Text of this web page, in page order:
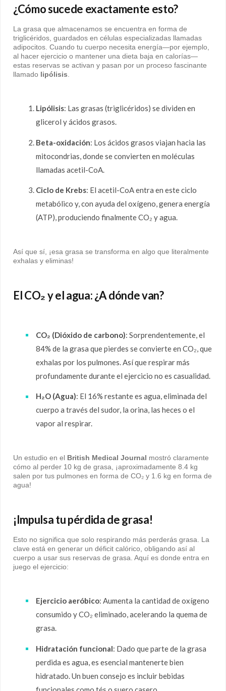
¿Cómo sucede exactamente esto?
La grasa que almacenamos se encuentra en forma de
triglicéridos, guardados en células especializadas llamadas
adipocitos. Cuando tu cuerpo necesita energía—por ejemplo,
al hacer ejercicio o mantener una dieta baja en calorías—
estas reservas se activan y pasan por un proceso fascinante
llamado lipólisis.
Lipólisis: Las grasas (triglicéridos) se dividen en
glicerol y ácidos grasos.
Beta-oxidación: Los ácidos grasos viajan hacia las
mitocondrias, donde se convierten en moléculas
llamadas acetil-CoA.
Ciclo de Krebs: El acetil-CoA entra en este ciclo
metabólico y, con ayuda del oxígeno, genera energía
(ATP), produciendo finalmente CO₂ y agua.
Así que sí, ¡esa grasa se transforma en algo que literalmente
exhalas y eliminas!
El CO₂ y el agua: ¿A dónde van?
CO₂ (Dióxido de carbono): Sorprendentemente, el
84% de la grasa que pierdes se convierte en CO₂, que
exhalas por los pulmones. Así que respirar más
profundamente durante el ejercicio no es casualidad.
H₂O (Agua): El 16% restante es agua, eliminada del
cuerpo a través del sudor, la orina, las heces o el
vapor al respirar.
Un estudio en el British Medical Journal mostró claramente
cómo al perder 10 kg de grasa, ¡aproximadamente 8.4 kg
salen por tus pulmones en forma de CO₂ y 1.6 kg en forma de
agua!
¡Impulsa tu pérdida de grasa!
Esto no significa que solo respirando más perderás grasa. La
clave está en generar un déficit calórico, obligando así al
cuerpo a usar sus reservas de grasa. Aquí es donde entra en
juego el ejercicio:
Ejercicio aeróbico: Aumenta la cantidad de oxígeno
consumido y CO₂ eliminado, acelerando la quema de
grasa.
Hidratación funcional: Dado que parte de la grasa
perdida es agua, es esencial mantenerte bien
hidratado. Un buen consejo es incluir bebidas